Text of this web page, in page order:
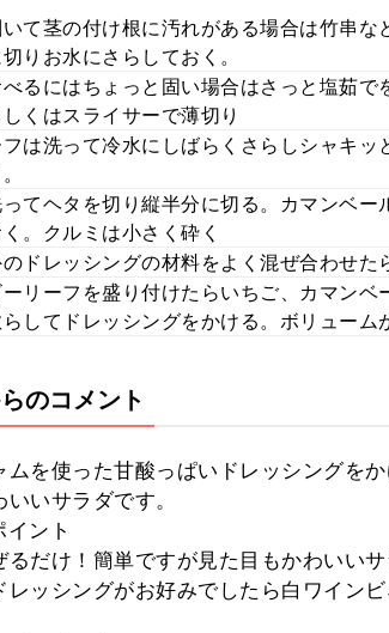
て茎の付け根に汚れがある場合は竹串
りお水にさらしておく。
るにはちょっと固い場合はさっと塩茹
くはスライサーで薄切り
は洗って冷水にしばらくさらしシャキ
てヘタを切り縦半分に切る。カマンベ
。クルミは小さく砕く
ドレッシングの材料をよく混ぜ合わせた
リーフを盛り付けたらいちご、カマン
してドレッシングをかける。ボリューム
のコメント
ムを使った甘酸っぱいドレッシングを
いサラダです。
ント
るだけ！簡単ですが見た目もかわいい
レッシングがお好みでしたら白ワイン